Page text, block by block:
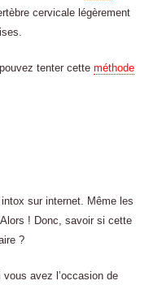
cervicale légèrement
tenter cette méthode
sur internet. Même les
! Donc, savoir si cette
?
avez l’occasion de